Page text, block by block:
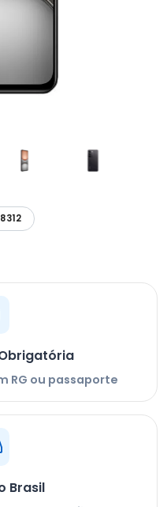
RG ou passaporte
Brasil